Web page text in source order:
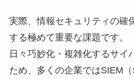
実際、情報セキュリティの確
する極めて重要な課題です。
日々巧妙化・複雑化するサイ
ため、多くの企業ではSIEM